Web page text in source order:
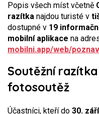
Popis všech míst včetně
razítka najdou turisté v
dostupné v 19
mobilní aplikace na
mobilni.app/web/
Soutěžní
fotosoutěž
Účastníci, kteří do 30. září